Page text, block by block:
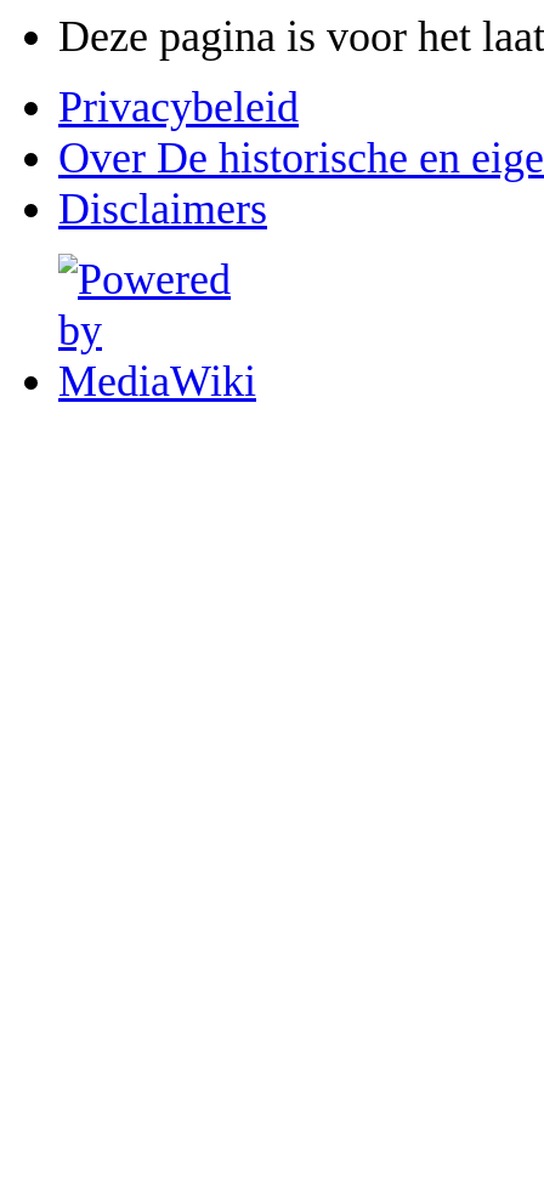
Deze pagina is voor het
Privacybeleid
Over De historische en
Disclaimers